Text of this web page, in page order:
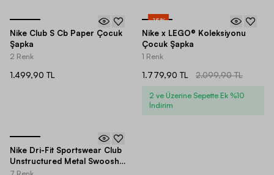
Nike Club S Cb Paper Çocuk
Şapka
2 Renk
1.499,90 TL
-15%
Nike x LEGO® Koleksiyonu
Çocuk Şapka
1 Renk
1.779,90 TL 2.099,90 TL
2 ve Üzerine Sepette Ek %10
İndirim
Nike Dri-Fit Sportswear Club
Unstructured Metal Swoosh
Adjustable Çocuk Şapka